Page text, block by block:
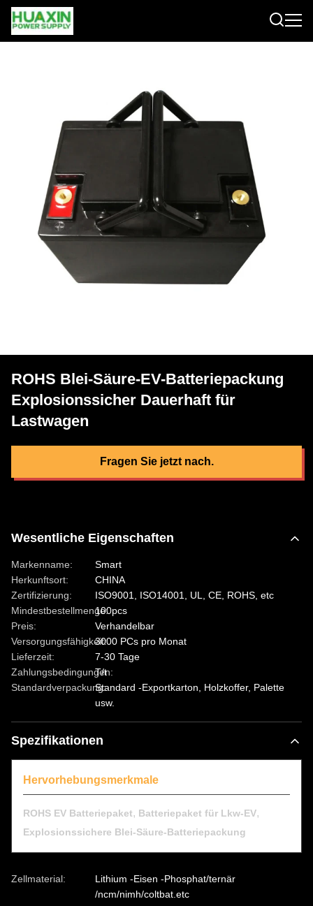
ROHS Blei-Säure-EV-Batteriepackung
Explosionssicher Dauerhaft für
Lastwagen
Fragen Sie jetzt nach.
Wesentliche Eigenschaften
Markenname:
Smart
Herkunftsort:
CHINA
Zertifizierung:
ISO9001, ISO14001, UL, CE, ROHS, etc
Mindestbestellmenge:100pcs
Preis:
Verhandelbar
Versorgungsfähigkeit:3000 PCs pro Monat
Lieferzeit:
7-30 Tage
Zahlungsbedingungen:
T/t
Standardverpackung:Standard -Exportkarton, Holzkoffer, Palette
usw.
Spezifikationen
Hervorhebungsmerkmale
ROHS EV Batteriepaket, Batteriepaket für Lkw-EV,
Explosionssichere Blei-Säure-Batteriepackung
Zellmaterial:
Lithium -Eisen -Phosphat/ternär
/ncm/nimh/coltbat.etc